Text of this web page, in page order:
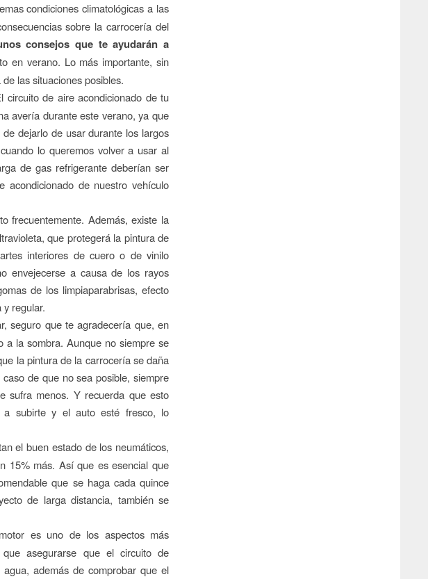
condiciones climatológicas a las
sobre la carrocería del
consejos que te ayudarán a
en verano. Lo más importante, sin
las situaciones posibles.
circuito de aire acondicionado de tu
avería durante este verano, ya que
dejarlo de usar durante los largos
lo queremos volver a usar al
de gas refrigerante deberían ser
acondicionado de nuestro vehículo
frecuentemente. Además, existe la
que protegerá la pintura de
interiores de cuero o de vinilo
envejecerse a causa de los rayos
de los limpiaparabrisas, efecto
regular.
seguro que te agradecería que, en
a la sombra. Aunque no siempre se
la pintura de la carrocería se daña
de que no sea posible, siempre
sufra menos. Y recuerda que esto
a subirte y el auto esté fresco, lo
el buen estado de los neumáticos,
15% más. Así que es esencial que
que se haga cada quince
de larga distancia, también se
es uno de los aspectos más
asegurarse que el circuito de
además de comprobar que el